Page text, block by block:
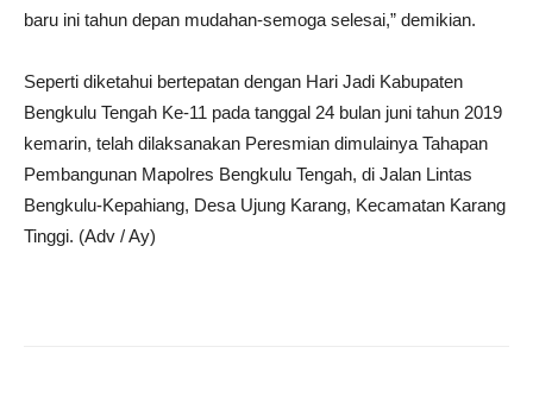
baru ini tahun depan mudahan-semoga selesai,” demikian.
Seperti diketahui bertepatan dengan Hari Jadi Kabupaten
Bengkulu Tengah Ke-11 pada tanggal 24 bulan juni tahun 2019
kemarin, telah dilaksanakan Peresmian dimulainya Tahapan
Pembangunan Mapolres Bengkulu Tengah, di Jalan Lintas
Bengkulu-Kepahiang, Desa Ujung Karang, Kecamatan Karang
Tinggi. (Adv / Ay)